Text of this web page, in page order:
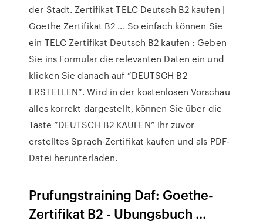
der Stadt. Zertifikat TELC Deutsch B2 kaufen |
Goethe Zertifikat B2 ... So einfach können Sie
ein TELC Zertifikat Deutsch B2 kaufen : Geben
Sie ins Formular die relevanten Daten ein und
klicken Sie danach auf “DEUTSCH B2
ERSTELLEN”. Wird in der kostenlosen Vorschau
alles korrekt dargestellt, können Sie über die
Taste “DEUTSCH B2 KAUFEN” Ihr zuvor
erstelltes Sprach-Zertifikat kaufen und als PDF-
Datei herunterladen.
Prufungstraining Daf: Goethe-
Zertifikat B2 - Ubungsbuch ...